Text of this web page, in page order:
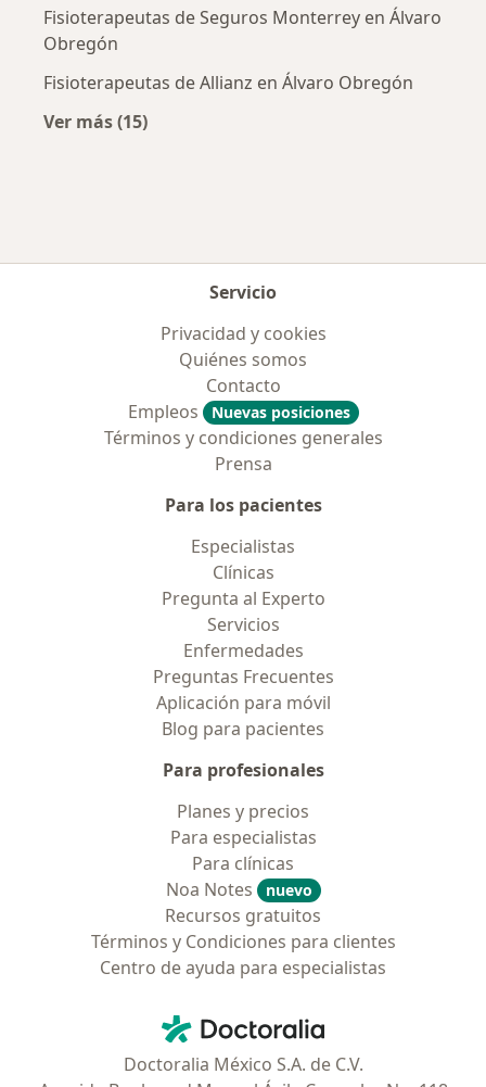
Fisioterapeutas de Seguros Monterrey en Álvaro
Obregón
Fisioterapeutas de Allianz en Álvaro Obregón
Ver más (15)
Servicio
Privacidad y cookies
Quiénes somos
Contacto
Empleos
Nuevas posiciones
Términos y condiciones generales
Prensa
Para los pacientes
Especialistas
Clínicas
Pregunta al Experto
Servicios
Enfermedades
Preguntas Frecuentes
Aplicación para móvil
Blog para pacientes
Para profesionales
Planes y precios
Para especialistas
Para clínicas
Noa Notes
nuevo
Recursos gratuitos
Términos y Condiciones para clientes
Centro de ayuda para especialistas
Doctoralia - Página de inicio
Doctoralia México S.A. de C.V.